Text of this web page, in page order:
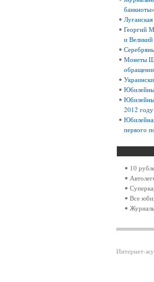
Георгий
и
Монеты
2012 году
первого
10
Все
Интернет-